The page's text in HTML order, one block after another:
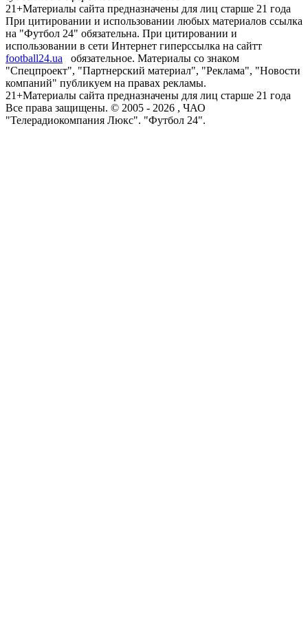
21+Материалы сайта предназначены для лиц старше 21 года
При цитировании и использовании любых материалов ссылка
на "Футбол 24" обязательна. При цитировании и
использовании в сети Интернет гиперссылка на сайтт
football24.ua
обязательное. Материалы со знаком
"Спецпроект", "Партнерский материал", "Реклама", "Новости
компаний" публикуем на правах рекламы.
21+Материалы сайта предназначены для лиц старше 21 года
Все права защищены. © 2005 - 2026 , ЧАО
"Телерадиокомпания Люкс". "Футбол 24".